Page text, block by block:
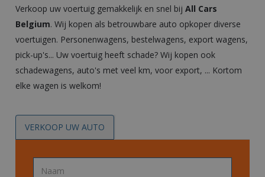
Verkoop uw voertuig gemakkelijk en snel bijAll Cars
Belgium. Wij kopen als betrouwbare auto opkoper diverse
voertuigen. Personenwagens, bestelwagens, export wagens,
pick-up's... Uw voertuig heeft schade? Wij kopen ook
schadewagens, auto's met veel km, voor export, ... Kortom
elke wagen is welkom!
VERKOOP UW AUTO